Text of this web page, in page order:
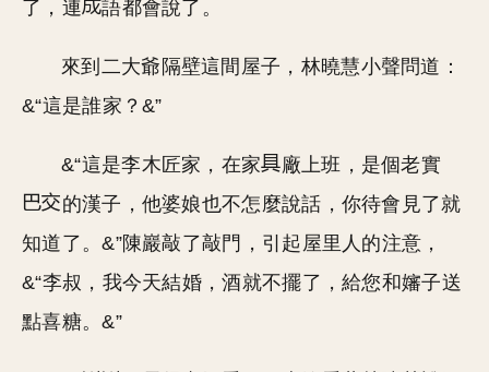
了，連
語都會說了。
來到二大爺隔壁這間屋子，林曉慧小聲問道：
&“這是誰家？&”
&“這是李木匠家，在家
廠上班，是個老實
的漢子，他婆娘也不怎麼說話，你待會見了就
知道了。&”陳巖敲了敲門，引起屋里人的注意，
&“李叔，我今天結婚，酒就不擺了，給您和嬸子送
點喜糖。&”